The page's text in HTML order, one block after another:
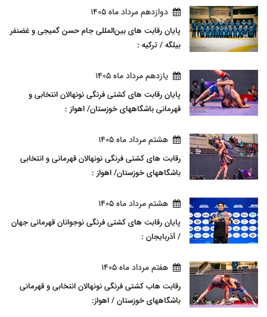
دوازدهم مرداد ماه 1405
پایان رقابت های بین‌المللی جام حسن گمیجی و غضنفر
بیلگه / ترکیه :
يازدهم مرداد ماه 1405
پایان رقابت های کشتی فرنگی نونهالان انتخابی و
قهرمانی باشگاههای خوزستان/ اهواز :
هشتم مرداد ماه 1405
رقابت های کشتی فرنگی نونهالان قهرمانی و انتخابی
باشگاههای خوزستان/ اهواز :
هشتم مرداد ماه 1405
پایان رقابت های کشتی فرنگی نوجوانان قهرمانی جهان
/ آذربایجان :
هفتم مرداد ماه 1405
رقابت هاب کشتی فرنگی نونهالان انتخابی و قهرمانی
باشگاههای خوزستان / اهواز: